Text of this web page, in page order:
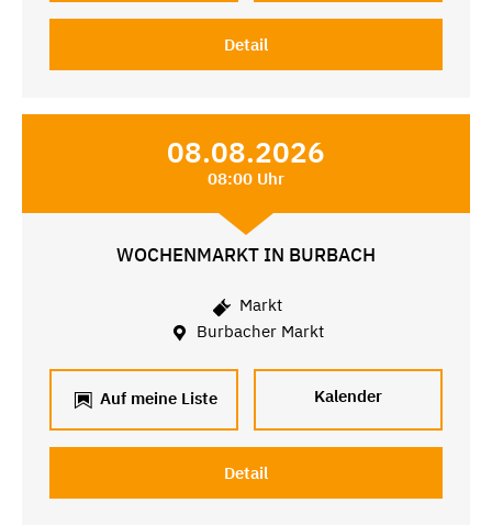
Detail
08.08.2026
08:00 Uhr
WOCHENMARKT IN BURBACH
Markt
Burbacher Markt
Auf meine Liste Kalender
Detail